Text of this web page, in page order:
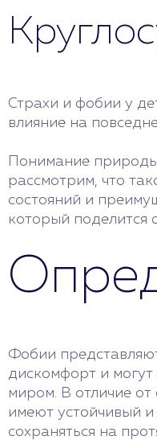
Страхи и фобии у
влияние на
Понимание
рассмотрим, что
состояний и
который поделится
Фобии
дискомфорт и
миром. В отличие
имеют устойчивый
сохраняться на